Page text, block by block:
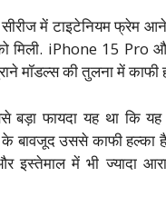
में टाइटेनियम फ्रेम
मिली. iPhone 15 Pro
मॉडल्स की तुलना में काफी
बड़ा फायदा यह था कि
बावजूद उससे काफी हल्का
इस्तेमाल में भी ज्यादा